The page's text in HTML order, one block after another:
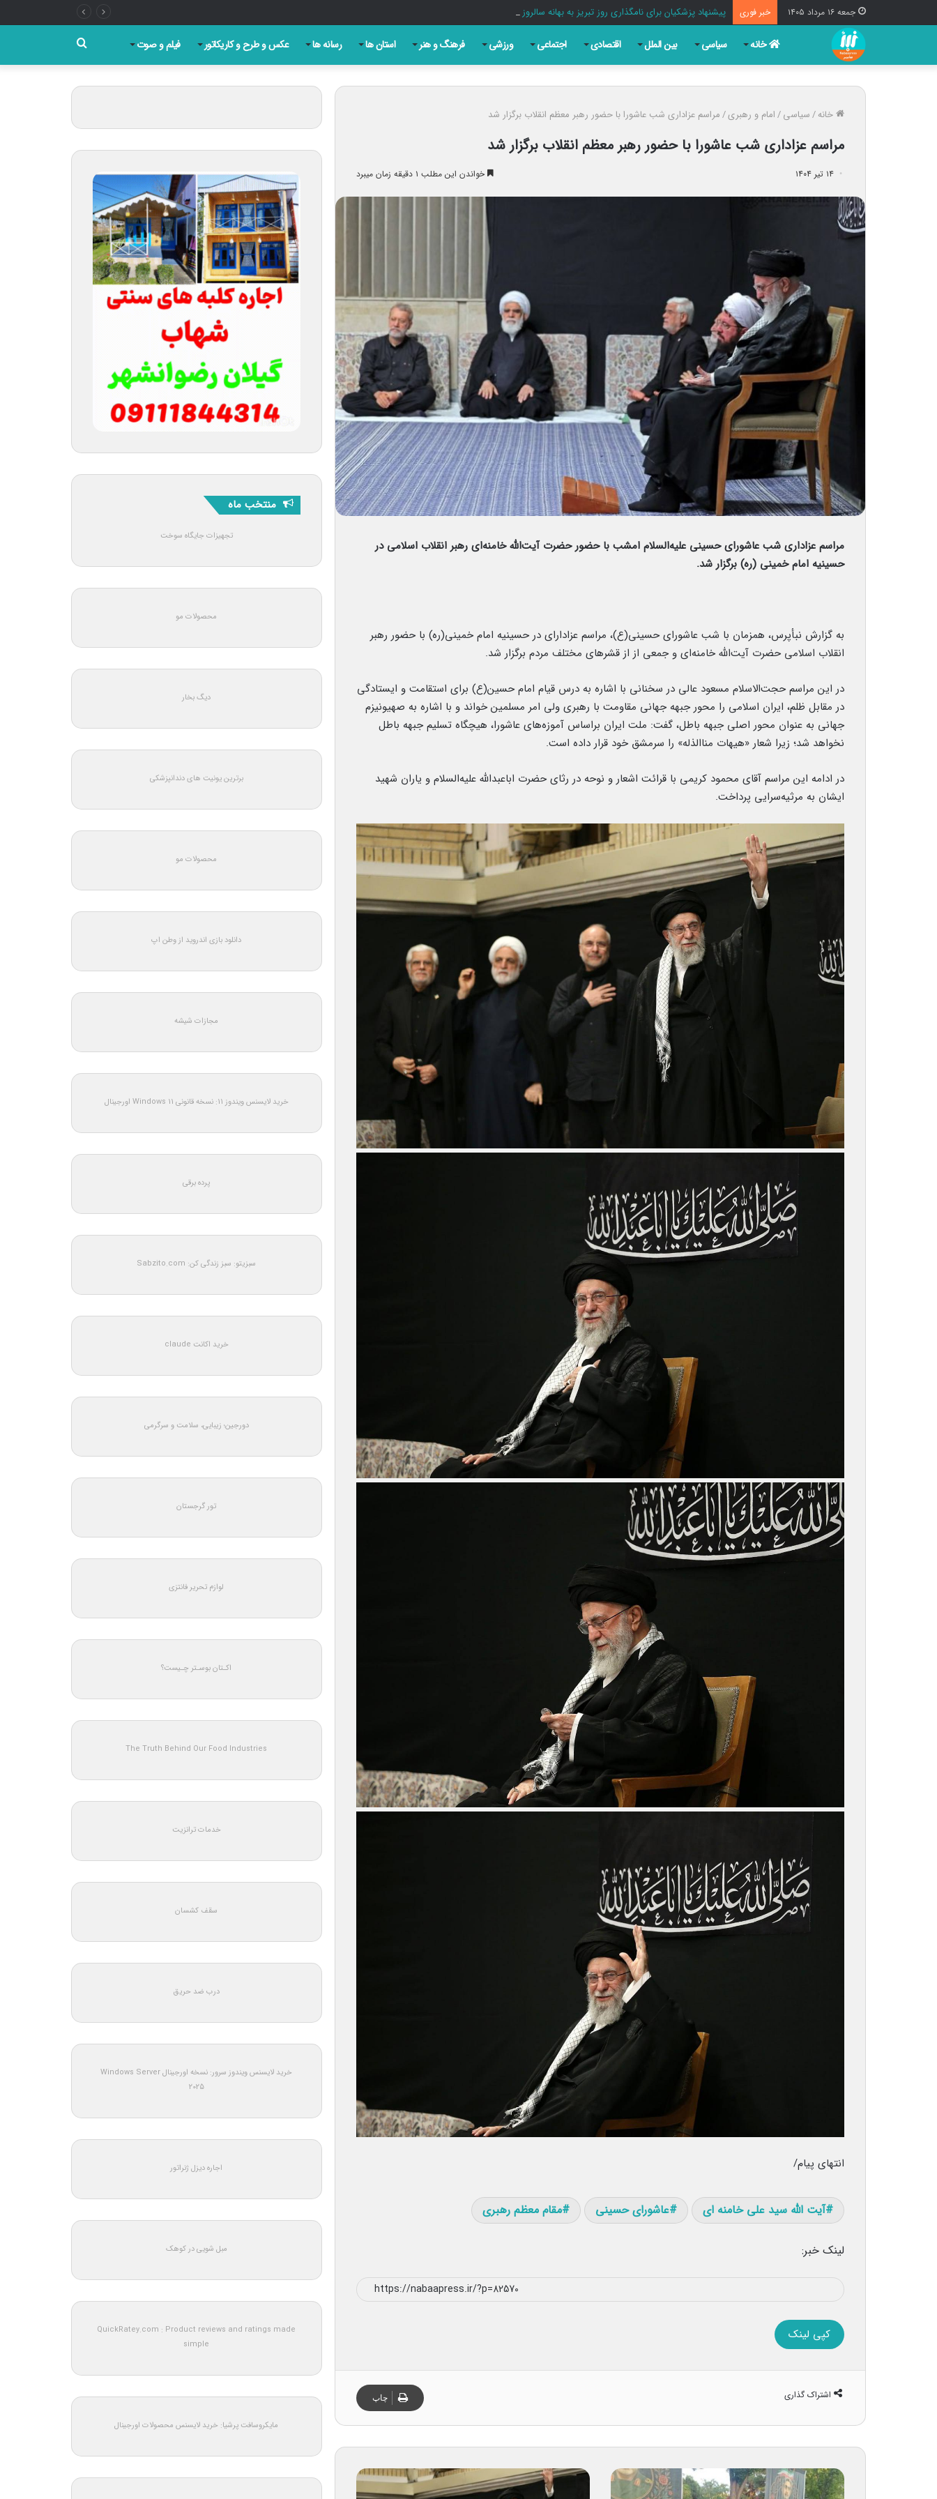
جمعه ۱۶ مرداد ۱۴۰۵ خبر فوری پیشنهاد پزشکیان برای نامگذاری روز تبریز به بهانه سالروز مشروطه
خانه سیاسی بین الملل اقتصادی اجتماعی ورزشی فرهنگ و هنر استان ها رسانه ها عکس و طرح و کاریکاتور فیلم و صوت
برای
خانه/سیاسی/امام و رهبری/مراسم عزاداری شب عاشورا با حضور رهبر معظم انقلاب برگزار شد
مراسم عزاداری شب عاشورا با حضور رهبر معظم انقلاب برگزار شد
۱۴ تیر ۱۴۰۴ خواندن این مطلب ۱ دقیقه زمان میبرد
مراسم عزاداری شب عاشورای حسینی‌ علیه‌السلام امشب با حضور حضرت آیت‌الله خامنه‌ای رهبر انقلاب اسلامی در
حسینیه امام خمینی (ره) برگزار شد.
به گزارش نبأپرس، همزمان با شب عاشورای حسینی(ع)، مراسم عزادارای در حسینیه امام خمینی(ره) با حضور رهبر
انقلاب اسلامی حضرت آیت‌الله خامنه‌ای و جمعی از از قشرهای مختلف مردم برگزار شد.
در این مراسم حجت‌الاسلام مسعود عالی در سخنانی با اشاره به درس قیام امام حسین(ع) برای استقامت و ایستادگی
در مقابل ظلم، ایران اسلامی را محور جبهه جهانی مقاومت با رهبری ولی امر مسلمین خواند و با اشاره به صهیونیزم
جهانی به عنوان محور اصلی جبهه باطل، گفت: ملت ایران براساس آموزه‌های عاشورا، هیچگاه تسلیم جبهه باطل
نخواهد شد؛ زیرا شعار «هیهات مناالذله» را سرمشق خود قرار داده است.
در ادامه این مراسم آقای محمود کریمی با قرائت اشعار و نوحه‌ در رثای حضرت اباعبدالله علیه‌السلام و یاران شهید
ایشان به مرثیه‌سرایی پرداخت.
انتهای پیام/
آیت الله سید علی خامنه ای عاشورای حسینی مقام معظم رهبری
لینک خبر:
کپی لینک
اشتراک گذاری چاپ
منتخب ماه
تجهیزات جایگاه سوخت
محصولات مو
دیگ بخار
برترین یونیت های دندانپزشکی
محصولات مو
دانلود بازی اندروید از وطن اپ
مجازات شیشه
خرید لایسنس ویندوز 11: نسخه قانونی Windows 11 اورجینال
پرده برقی
سبزیتو: سبز زندگی کن: Sabzito.com
خرید اکانت claude
دورجین؛ زیبایی، سلامت و سرگرمی
تور گرجستان
لوازم تحریر فانتزی
اکـتان بوسـتر چـیست؟
The Truth Behind Our Food Industries
خدمات ترانزیت
سقف کشسان
درب ضد حریق
خرید لایسنس ویندوز سرور: نسخه اورجینال Windows Server
2025
اجاره دیزل ژنراتور
مبل شویی در کوهک
QuickRatey.com : Product reviews and ratings made
simple
مایکروسافت پرشیا: خرید لایسنس محصولات اورجینال